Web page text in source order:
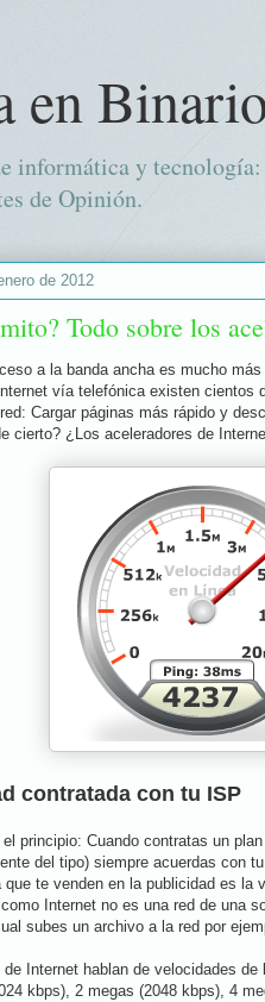
en
informática y
de Opinión.
de 2012
Todo sobre los
a la banda ancha es mucho
vía telefónica existen cientos
Cargar páginas más rápido y
cierto? ¿Los aceleradores de
contratada con tu ISP
principio: Cuando contratas un
del tipo) siempre acuerdas con
te venden en la publicidad es la
Internet no es una red de una
subes un archivo a la red por
de Internet hablan de velocidades
kbps), 2 megas (2048 kbps), 4